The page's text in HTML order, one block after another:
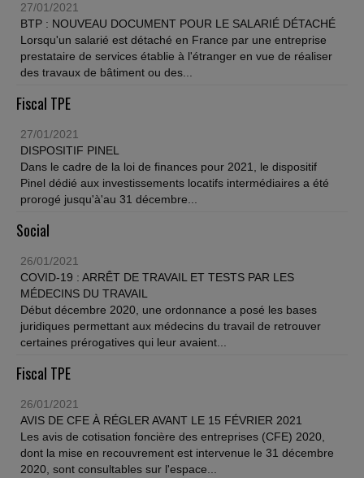
27/01/2021
BTP : NOUVEAU DOCUMENT POUR LE SALARIÉ DÉTACHÉ
Lorsqu'un salarié est détaché en France par une entreprise
prestataire de services établie à l'étranger en vue de réaliser
des travaux de bâtiment ou des...
Fiscal TPE
27/01/2021
DISPOSITIF PINEL
Dans le cadre de la loi de finances pour 2021, le dispositif
Pinel dédié aux investissements locatifs intermédiaires a été
prorogé jusqu'à'au 31 décembre...
Social
26/01/2021
COVID-19 : ARRÊT DE TRAVAIL ET TESTS PAR LES
MÉDECINS DU TRAVAIL
Début décembre 2020, une ordonnance a posé les bases
juridiques permettant aux médecins du travail de retrouver
certaines prérogatives qui leur avaient...
Fiscal TPE
26/01/2021
AVIS DE CFE À RÉGLER AVANT LE 15 FÉVRIER 2021
Les avis de cotisation foncière des entreprises (CFE) 2020,
dont la mise en recouvrement est intervenue le 31 décembre
2020, sont consultables sur l'espace...